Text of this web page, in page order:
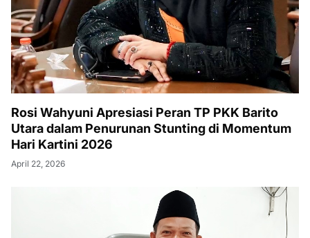
Rosi Wahyuni Apresiasi Peran TP PKK Barito
Utara dalam Penurunan Stunting di Momentum
Hari Kartini 2026
April 22, 2026